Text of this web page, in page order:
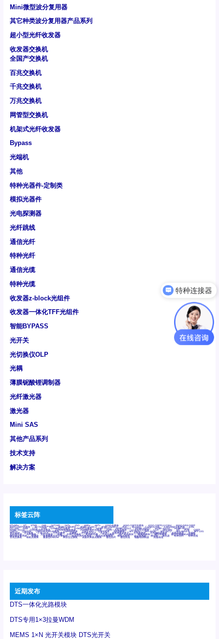
Mini微型波分复用器
其它种类波分复用器产品系列
超小型光纤收发器
收发器交换机
全国产交换机
百兆交换机
千兆交换机
万兆交换机
网管型交换机
机架式光纤收发器
Bypass
光端机
其他
特种光器件-定制类
模拟光器件
光电探测器
光纤跳线
通信光纤
特种光纤
通信光缆
特种光缆
收发器z-block光组件
收发器一体化TFF光组件
智能BYPASS
光开关
光切换仪OLP
光耦
薄膜铌酸锂调制器
光纤激光器
激光器
Mini SAS
其他产品系列
技术支持
解决方案
标签云阵
6Tx6Rx 8T 8T8R 24R 24T24R 24Tx 25G 48Rx 48Tx 100G光模块 400G OSFP光模块 400G QSFP112 DR4 800G DR8 OSFP
800G OSFP光模块 AD7606国产替代 AFBR-57B4APZ AFBR-1528CZ AFBR-2528CZ AOC Bypass Camera Link CWDM波分复用器 DAS
DC~4M DSS DTS DVS GYMB光纤连接器 GYM光纤连接器 HFBR-1531Z HFBR-2531Z HFBR-4501Z HFBR-4503Z HFBR-4511Z
HFBR-4513Z J599A6光纤连接器 J599A8光电连接器 J599MT光纤连接器 J599Ⅰ光电连接器 LC超短型光模块 LGA Mini SAS MT POB QSFP
QSFP+ QSFP28 QSFP28 100G光模块 QSFP28笼座 QSFP 40G QSFP笼座 RP连接器 SFF-8431 SFF-8436 SFF-8472 SFF-8654 4i SFP 10G
SFP MSA SFP笼座 Z-BLOCK 万兆交换机 交换机 光切换仪OLP 光开关 光模块笼子座子 光电探测器 光电编码器模块 光电连接器 光端机
光纤激光器 光纤跳线 光纤连接器 光耦 全国产交换机 军品级光耦 千兆交换机 国产化光模块 射频光模块 微型光模块 微型可插拔BGA光模块
微型波分复用器 探测器 收发模块光学引擎组件 机架式光纤收发器 模拟光发射模块 模拟光器件 波分复用器 测试版 激光器 特种光纤 特种光缆
百兆交换机 相机光模块 紧凑型DWDM 网管型交换机 表贴式单路光模块 通信光纤 通信光缆 铌酸锂调制器 高速线缆
近期发布
DTS一体化光路模块
DTS专用1×3拉曼WDM
MEMS 1×N 光开关模块 DTS光开关
小型化光模块